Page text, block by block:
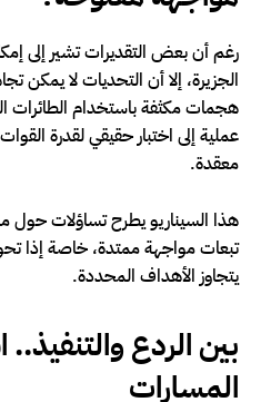
رغم أن بعض التقديرات تشير إلى
الجزيرة، إلا أن التحديات لا يمكن
هجمات مكثفة باستخدام الطائرات
عملية إلى اختبار حقيقي لقدرة
معقدة.
هذا السيناريو يطرح تساؤلات
تبعات مواجهة ممتدة، خاصة إذا
يتجاوز الأهداف المحددة.
بين الردع
المسارات